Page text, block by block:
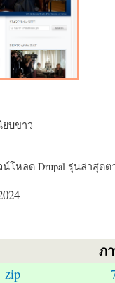
ยบขาว
น์โหลด Drupal รุ่นล่าสุด
ภ
zip